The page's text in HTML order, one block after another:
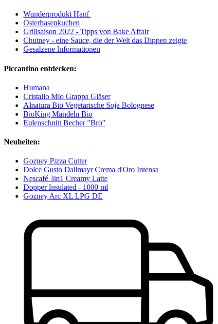
Wunderprodukt Hanf
Osterhasenkuchen
Grillsaison 2022 - Tipps von Bake Affair
Chutney - eine Sauce, die der Welt das Dippen zeigte
Gesalzene Informationen
Piccantino entdecken:
Humana
Cristallo Mio Grappa Gläser
Alnatura Bio Vegetarische Soja Bolognese
BioKing Mandeln Bio
Eulenschnitt Becher "Bro"
Neuheiten:
Gozney Pizza Cutter
Dolce Gusto Dallmayr Crema d'Oro Intensa
Nescafé 3in1 Creamy Latte
Dopper Insulated - 1000 ml
Gozney Arc XL LPG DE